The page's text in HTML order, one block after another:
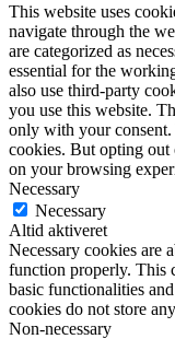
This website uses
navigate through the
are categorized as
essential for the
also use third-party
you use this website.
only with your consent.
cookies. But opting out
on your browsing
Necessary
Necessary
Altid aktiveret
Necessary cookies are
function properly. This
basic functionalities
cookies do not store
Non-necessary